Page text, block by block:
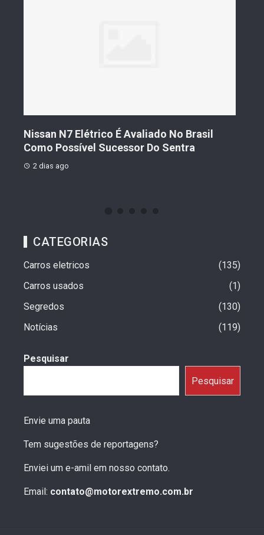
Nissan N7 Elétrico É Avaliado No Brasil
Como Possível Sucessor Do Sentra
2 dias ago
CATEGORIAS
Carros eletricos
135
Carros usados
1
Segredos
130
Notícias
119
Pesquisar
Pesquisar
Envie uma pauta
Tem sugestões de reportagens?
Enviei um e-amil em nosso contato.
Email: contato@motorextremo.com.br